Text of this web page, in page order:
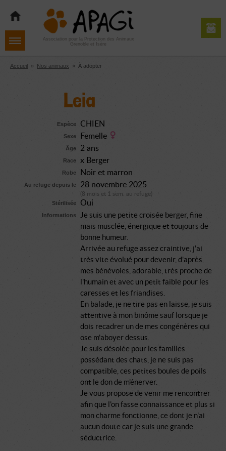
navigation
contenu
Aller
pied
de
Association pour la Protection des Animaux
Grenoble et Isère
Accueil » Nos animaux » À adopter
Leia
Espèce CHIEN
Sexe Femelle
Âge 2 ans
Race x Berger
Robe Noir et marron
Au refuge depuis le 28 novembre 2025
(8 mois et 1 sem. au refuge)
Stérilisée
Oui
Informations
Je suis une petite croisée berger, fine
mais musclée, énergique et toujours de
bonne humeur.
Arrivée au refuge assez craintive, j'ai
très vite évolué pour devenir, d'après
mes bénévoles, adorable, très proche de
l'humain et avec un petit faible pour les
caresses et les friandises.
En balade, je ne tire pas en laisse, je suis
attentive à mon binôme sauf lorsque je
dois recadrer un de mes congénères qui
ose m'aboyer dessus.
Je suis désolée pour les familles
possédant des chats, je ne suis pas
compatible, ces petites boules de poils
ont le don de m'énerver.
Je vous propose de venir me rencontrer
afin que l'on fasse connaissance et plus si
mon charme fonctionne, ce dont je n'ai
aucun doute car je suis une grande
séductrice.